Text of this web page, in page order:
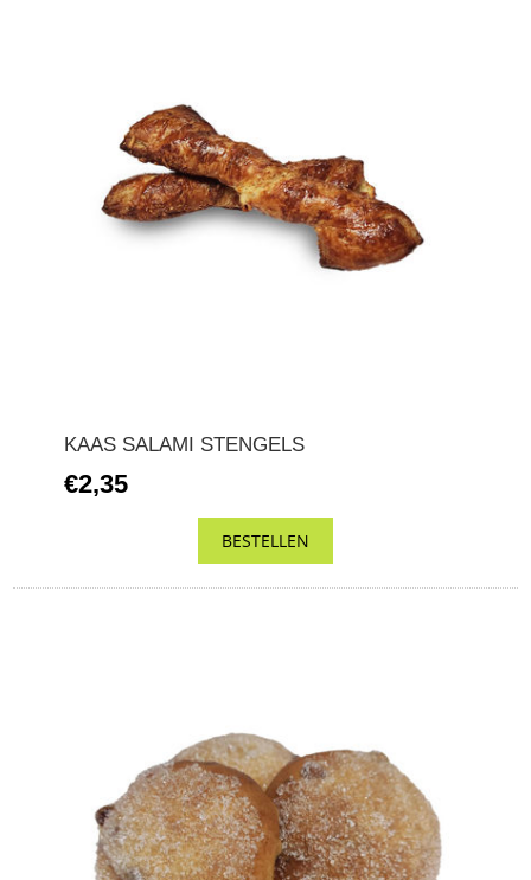
KAAS SALAMI STENGELS
€2,35